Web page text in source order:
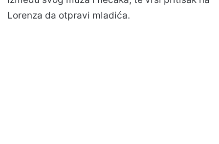
Lorenza da otpravi mladića.